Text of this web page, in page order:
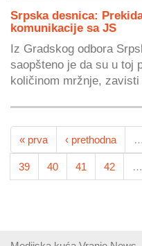
Srpska desnica:
komunikacije sa JS
Iz Gradskog odbora
saopšteno je da su u toj
količinom mržnje,
« prva ‹ prethodna …
39 40 41 42 …